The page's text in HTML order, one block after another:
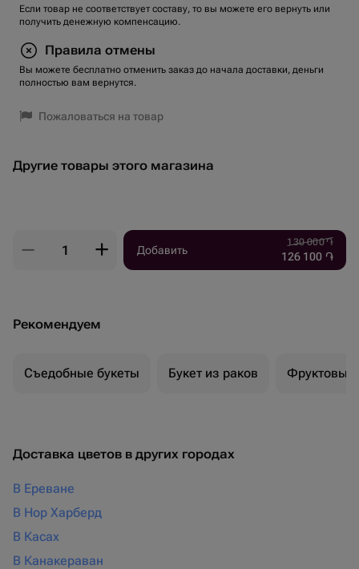
Если товар не соответствует составу, то вы можете его вернуть или
получить денежную компенсацию.
Правила отмены
Вы можете бесплатно отменить заказ до начала доставки, деньги
полностью вам вернутся.
Пожаловаться на товар
Другие товары этого магазина
Добавить
130 000֏
126 100 ֏
Рекомендуем
Съедобные букеты Букет из раков Фруктовый
Доставка цветов в других городах
В Ереване
В Нор Харберд
В Касах
В Канакераван